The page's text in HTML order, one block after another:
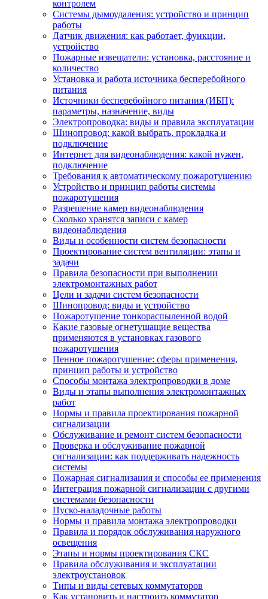
контролем
Системы дымоудаления: устройство и принцип
работы
Датчик движения: как работает, функции,
устройство
Пожарные извещатели: установка, расстояние и
количество
Установка и работа источника бесперебойного
питания
Источники бесперебойного питания (ИБП):
параметры, назначение, виды
Электропроводка: виды и правила эксплуатации
Шинопровод: какой выбрать, прокладка и
подключение
Интернет для видеонаблюдения: какой нужен,
подключение
Требования к автоматическому пожаротушению
Устройство и принцип работы системы
пожаротушения
Разрешение камер видеонаблюдения
Сколько хранятся записи с камер
видеонаблюдения
Виды и особенности систем безопасности
Проектирование систем вентиляции: этапы и
задачи
Правила безопасности при выполнении
электромонтажных работ
Цели и задачи систем безопасности
Шинопровод: виды и устройство
Пожаротушение тонкораспыленной водой
Какие газовые огнетушащие вещества
применяются в установках газового
пожаротушения
Пенное пожаротушение: сферы применения,
принцип работы и устройство
Способы монтажа электропроводки в доме
Виды и этапы выполнения электромонтажных
работ
Нормы и правила проектирования пожарной
сигнализации
Обслуживание и ремонт систем безопасности
Проверка и обслуживание пожарной
сигнализации: как поддерживать надежность
системы
Пожарная сигнализация и способы ее применения
Интеграция пожарной сигнализации с другими
системами безопасности
Пуско-наладочные работы
Нормы и правила монтажа электропроводки
Правила и порядок обслуживания наружного
освещения
Этапы и нормы проектирования СКС
Правила обслуживания и эксплуатации
электроустановок
Типы и виды сетевых коммутаторов
Как установить и настроить коммутатор